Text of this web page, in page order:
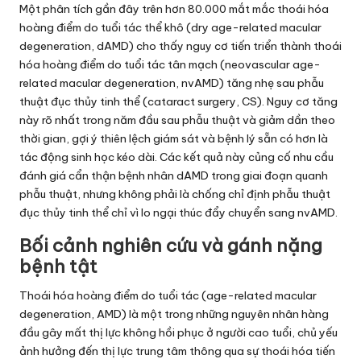
Một phân tích gần đây trên hơn 80.000 mắt mắc thoái hóa
hoàng điểm do tuổi tác thể khô (dry age-related macular
degeneration, dAMD) cho thấy nguy cơ tiến triển thành thoái
hóa hoàng điểm do tuổi tác tân mạch (neovascular age-
related macular degeneration, nvAMD) tăng nhẹ sau phẫu
thuật đục thủy tinh thể (cataract surgery, CS). Nguy cơ tăng
này rõ nhất trong năm đầu sau phẫu thuật và giảm dần theo
thời gian, gợi ý thiên lệch giám sát và bệnh lý sẵn có hơn là
tác động sinh học kéo dài. Các kết quả này củng cố nhu cầu
đánh giá cẩn thận bệnh nhân dAMD trong giai đoạn quanh
phẫu thuật, nhưng không phải là chống chỉ định phẫu thuật
đục thủy tinh thể chỉ vì lo ngại thúc đẩy chuyển sang nvAMD.
Bối cảnh nghiên cứu và gánh nặng
bệnh tật
Thoái hóa hoàng điểm do tuổi tác (age-related macular
degeneration, AMD) là một trong những nguyên nhân hàng
đầu gây mất thị lực không hồi phục ở người cao tuổi, chủ yếu
ảnh hưởng đến thị lực trung tâm thông qua sự thoái hóa tiến